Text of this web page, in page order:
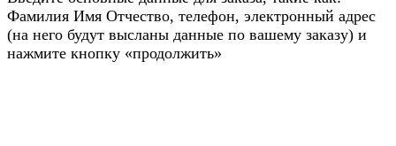
Фамилия Имя Отчество, телефон, электронный адрес
(на него будут высланы данные по вашему заказу) и
нажмите кнопку «продолжить»